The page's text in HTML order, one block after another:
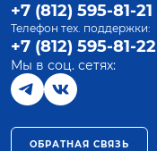
+7 (812) 595-81-21
Телефон тех. поддержки:
+7 (812) 595-81-22
Мы в соц. сетях:
ОБРАТНАЯ СВЯЗЬ